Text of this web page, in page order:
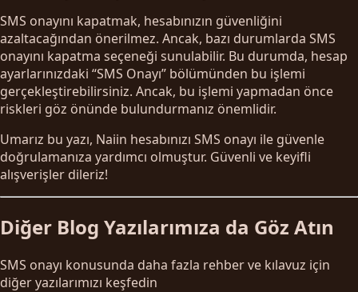
SMS onayını kapatmak, hesabınızın güvenliğini
azaltacağından önerilmez. Ancak, bazı durumlarda SMS
onayını kapatma seçeneği sunulabilir. Bu durumda, hesap
ayarlarınızdaki “SMS Onayı” bölümünden bu işlemi
gerçekleştirebilirsiniz. Ancak, bu işlemi yapmadan önce
riskleri göz önünde bulundurmanız önemlidir.
Umarız bu yazı, Naiin hesabınızı SMS onayı ile güvenle
doğrulamanıza yardımcı olmuştur. Güvenli ve keyifli
alışverişler dileriz!
Diğer Blog Yazılarımıza da Göz Atın
SMS onayı konusunda daha fazla rehber ve kılavuz için
diğer yazılarımızı keşfedin